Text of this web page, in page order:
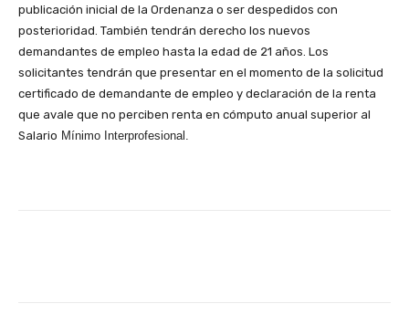
publicación inicial de la Ordenanza o ser despedidos con
posterioridad. También tendrán derecho los nuevos
demandantes de empleo hasta la edad de 21 años. Los
solicitantes tendrán que presentar en el momento de la solicitud
certificado de demandante de empleo y declaración de la renta
que avale que no perciben renta en cómputo anual superior al
Salario Mínimo Interprofesional.